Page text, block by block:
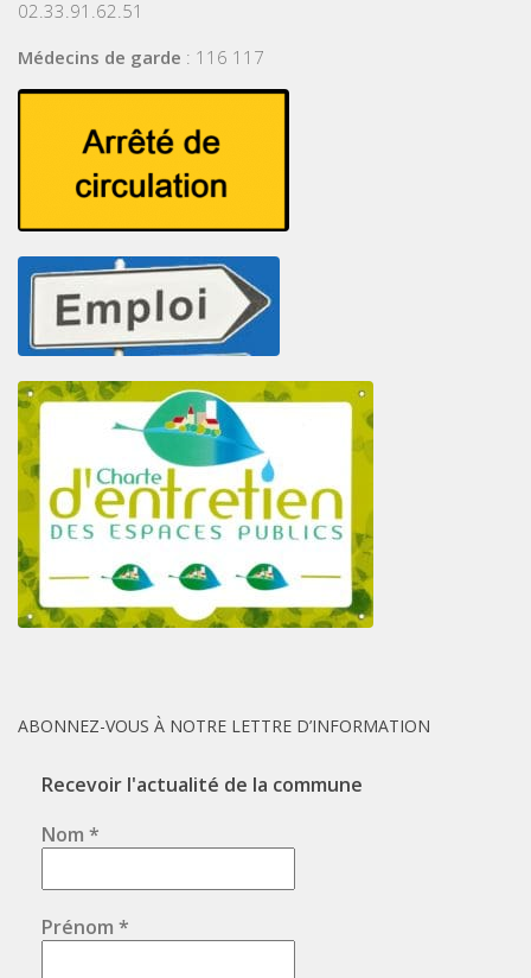
02.33.91.62.51
Médecins de garde : 116 117
ABONNEZ-VOUS À NOTRE LETTRE D’INFORMATION
Recevoir l'actualité de la commune
Nom *
Prénom *